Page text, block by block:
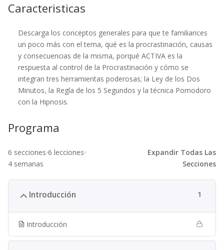
Caracteristicas
Descarga los conceptos generales para que te familiarices
un poco más con el tema, qué es la procrastinación, causas
y consecuencias de la misma, porqué ACTIVA es la
respuesta al control de la Procrastinación y cómo se
integran tres herramientas poderosas; la Ley de los Dos
Minutos, la Regla de los 5 Segundos y la técnica Pomodoro
con la Hipnosis.
Programa
6 secciones 6 lecciones
4 semanas
Expandir Todas Las
Secciones
Introducción 1
Introducción